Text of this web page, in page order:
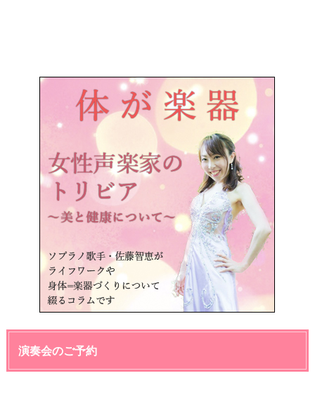
演奏会のご予約